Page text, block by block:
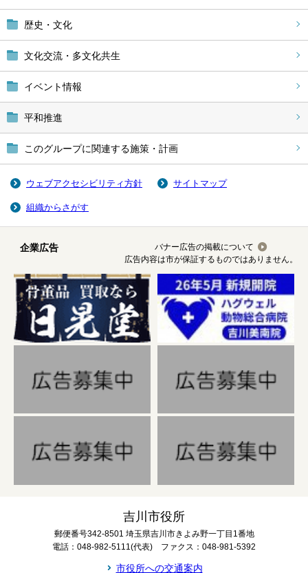
歴史・文化
文化交流・多文化共生
イベント情報
平和推進
このグループに関連する施策・計画
ウェブアクセシビリティ方針 サイトマップ
組織からさがす
企業広告
バナー広告の掲載について
広告内容は市が保証するものではありません。
吉川市役所
郵便番号342-8501 埼玉県吉川市きよみ野一丁目1番地
電話：048-982-5111(代表) ファクス：048-981-5392
市役所への交通案内